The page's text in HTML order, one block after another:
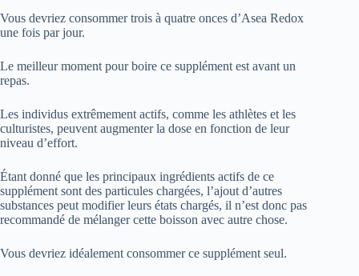
Vous devriez consommer trois à quatre onces d’Asea Redox
une fois par jour.
Le meilleur moment pour boire ce supplément est avant un
repas.
Les individus extrêmement actifs, comme les athlètes et les
culturistes, peuvent augmenter la dose en fonction de leur
niveau d’effort.
Étant donné que les principaux ingrédients actifs de ce
supplément sont des particules chargées, l’ajout d’autres
substances peut modifier leurs états chargés, il n’est donc pas
recommandé de mélanger cette boisson avec autre chose.
Vous devriez idéalement consommer ce supplément seul.